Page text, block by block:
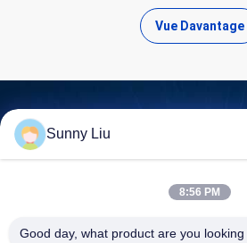
Vue Davantage
Trouvez des
qualité
Sunny Liu
8:56 PM
Good day, what product are you